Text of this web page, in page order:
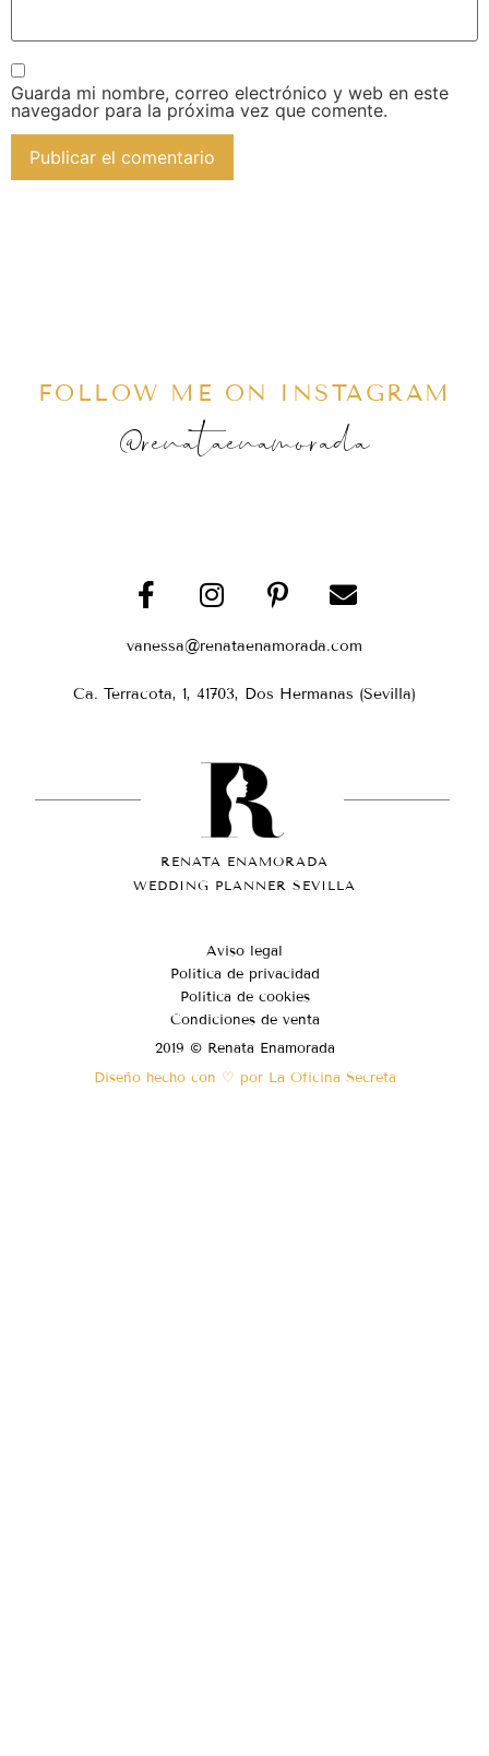
Guarda mi nombre, correo electrónico y web en este
navegador para la próxima vez que comente.
FOLLOW ME ON INSTAGRAM
@renataenamorada
vanessa@renataenamorada.com
Ca. Terracota, 1, 41703, Dos Hermanas (Sevilla)
RENATA ENAMORADA
WEDDING PLANNER SEVILLA
Aviso legal
Política de privacidad
Política de cookies
Condiciones de venta
2019 © Renata Enamorada
Diseño hecho con ♡ por La Oficina Secreta